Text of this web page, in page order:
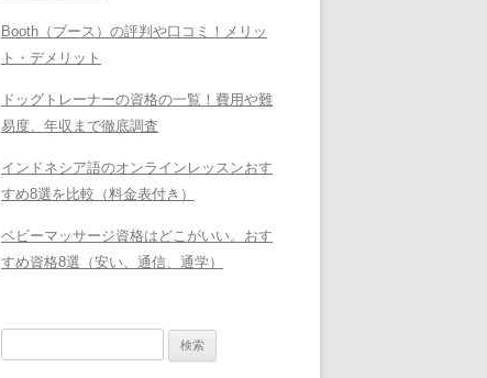
Booth（ブース）の評判や口コミ！メリッ
ト・デメリット
ドッグトレーナーの資格の一覧！費用や難
易度、年収まで徹底調査
インドネシア語のオンラインレッスンおす
すめ8選を比較（料金表付き）
ベビーマッサージ資格はどこがいい。おす
すめ資格8選（安い、通信、通学）